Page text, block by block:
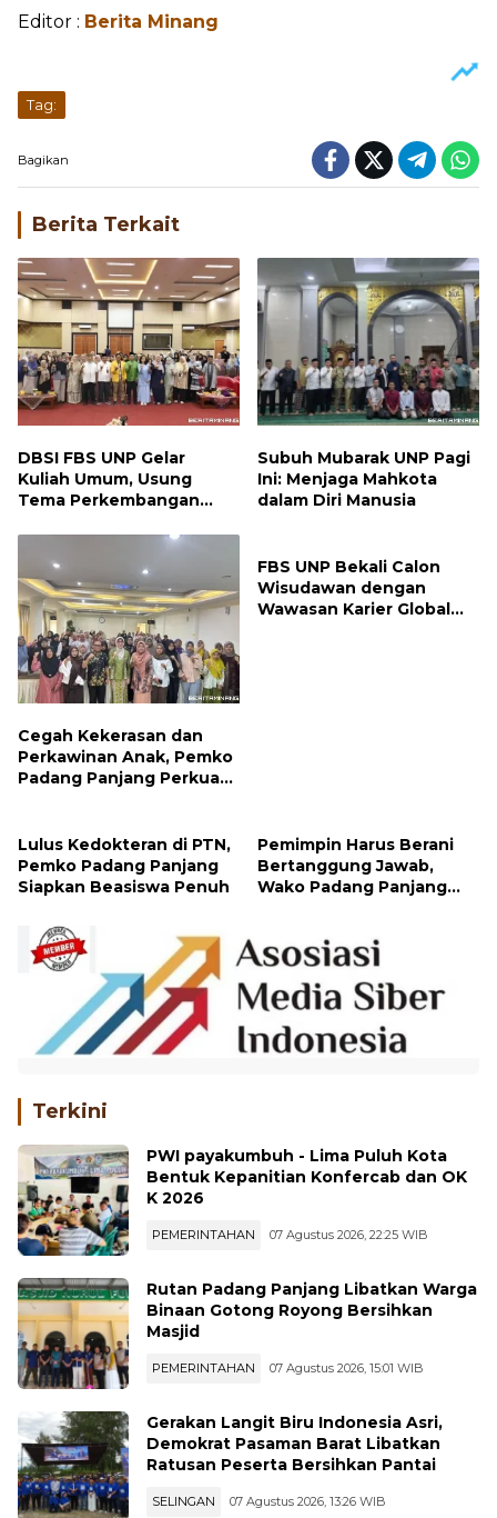
Editor : Berita Minang
Tag:
Bagikan
Berita Terkait
DBSI FBS UNP Gelar
Kuliah Umum, Usung
Tema Perkembangan
Subuh Mubarak UNP Pagi
Ini: Menjaga Mahkota
dalam Diri Manusia
Cegah Kekerasan dan
Perkawinan Anak, Pemko
Padang Panjang Perkuat
FBS UNP Bekali Calon
Wisudawan dengan
Wawasan Karier Global
Lulus Kedokteran di PTN,
Pemko Padang Panjang
Siapkan Beasiswa Penuh
Pemimpin Harus Berani
Bertanggung Jawab,
Wako Padang Panjang
Terkini
PWI payakumbuh - Lima Puluh Kota
Bentuk Kepanitian Konfercab dan OK
K 2026
PEMERINTAHAN 07 Agustus 2026, 22:25 WIB
Rutan Padang Panjang Libatkan Warga
Binaan Gotong Royong Bersihkan
Masjid
PEMERINTAHAN 07 Agustus 2026, 15:01 WIB
Gerakan Langit Biru Indonesia Asri,
Demokrat Pasaman Barat Libatkan
Ratusan Peserta Bersihkan Pantai
SELINGAN 07 Agustus 2026, 13:26 WIB